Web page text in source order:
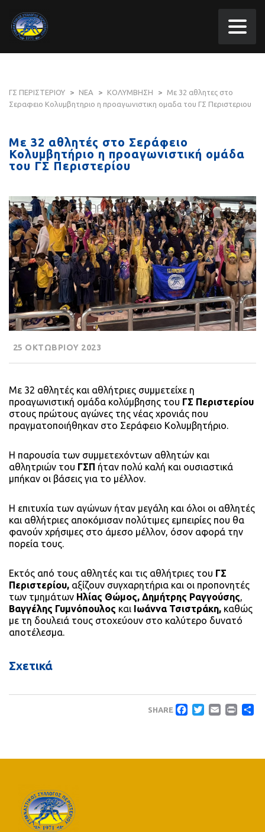
ΓΣ ΠΕΡΙΣΤΕΡΙΟΥ > ΝΕΑ > ΚΟΛΥΜΒΗΣΗ >
Με 32 αθλητες στο
Σεραφειο Κολυμβητηριο η προαγωνιστικη ομαδα του ΓΣ Περιστεριου
Με 32 αθλητές στο Σεράφειο
Κολυμβητήριο η προαγωνιστική ομάδα
του ΓΣ Περιστερίου
25 ΟΚΤΩΒΡΙΟΥ 2023
Με 32 αθλητές και αθλήτριες συμμετείχε η
προαγωνιστική ομάδα κολύμβησης του ΓΣ Περιστερίου
στους πρώτους αγώνες της νέας χρονιάς που
πραγματοποιήθηκαν στο Σεράφειο Κολυμβητήριο.
Η παρουσία των συμμετεχόντων αθλητών και
αθλητριών του ΓΣΠ ήταν πολύ καλή και ουσιαστικά
μπήκαν οι βάσεις για το μέλλον.
Η επιτυχία των αγώνων ήταν μεγάλη και όλοι οι αθλητές
και αθλήτριες αποκόμισαν πολύτιμες εμπειρίες που θα
φανούν χρήσιμες στο άμεσο μέλλον, όσον αφορά την
πορεία τους.
Εκτός από τους αθλητές και τις αθλήτριες του ΓΣ
Περιστερίου, αξίζουν συγχαρητήρια και οι προπονητές
των τμημάτων Ηλίας Θώμος, Δημήτρης Ραγγούσης,
Βαγγέλης Γυμνόπουλος και Ιωάννα Τσιστράκη, καθώς
με τη δουλειά τους στοχεύουν στο καλύτερο δυνατό
αποτέλεσμα.
Σχετικά
SHARE